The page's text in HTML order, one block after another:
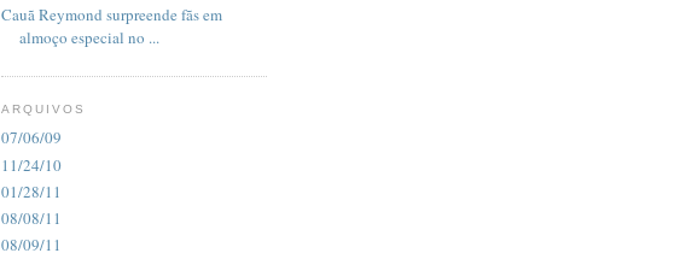
Cauã Reymond surpreende fãs em
almoço especial no ...
ARQUIVOS
07/06/09
11/24/10
01/28/11
08/08/11
08/09/11